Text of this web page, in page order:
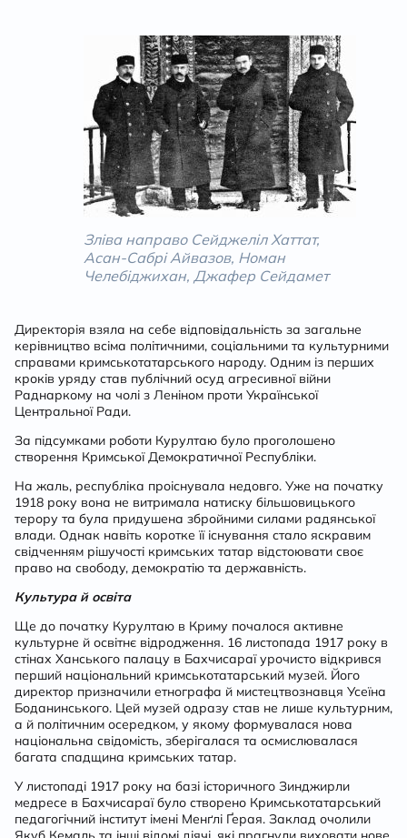
Зліва направо Сейджеліл Хаттат,
Асан-Сабрі Айвазов, Номан
Челебіджихан, Джафер Сейдамет
Директорія взяла на себе відповідальність за загальне
керівництво всіма політичними, соціальними та культурними
справами кримськотатарського народу. Одним із перших
кроків уряду став публічний осуд агресивної війни
Раднаркому на чолі з Леніном проти Української
Центральної Ради.
За підсумками роботи Курултаю було проголошено
створення Кримської Демократичної Республіки.
На жаль, республіка проіснувала недовго. Уже на початку
1918 року вона не витримала натиску більшовицького
терору та була придушена збройними силами радянської
влади. Однак навіть коротке її існування стало яскравим
свідченням рішучості кримських татар відстоювати своє
право на свободу, демократію та державність.
Культура й освіта
Ще до початку Курултаю в Криму почалося активне
культурне й освітнє відродження. 16 листопада 1917 року в
стінах Ханського палацу в Бахчисараї урочисто відкрився
перший національний кримськотатарський музей. Його
директор призначили етнографа й мистецтвознавця Усеїна
Боданинського. Цей музей одразу став не лише культурним,
а й політичним осередком, у якому формувалася нова
національна свідомість, зберігалася та осмислювалася
багата спадщина кримських татар.
У листопаді 1917 року на базі історичного Зинджирли
медресе в Бахчисараї було створено Кримськотатарський
педагогічний інститут імені Менґлі Ґерая. Заклад очолили